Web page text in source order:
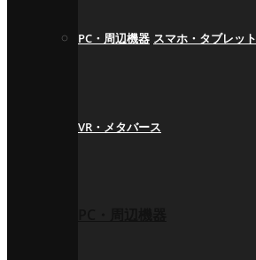
PC・周辺機器 スマホ・タブレット
VR・メタバース